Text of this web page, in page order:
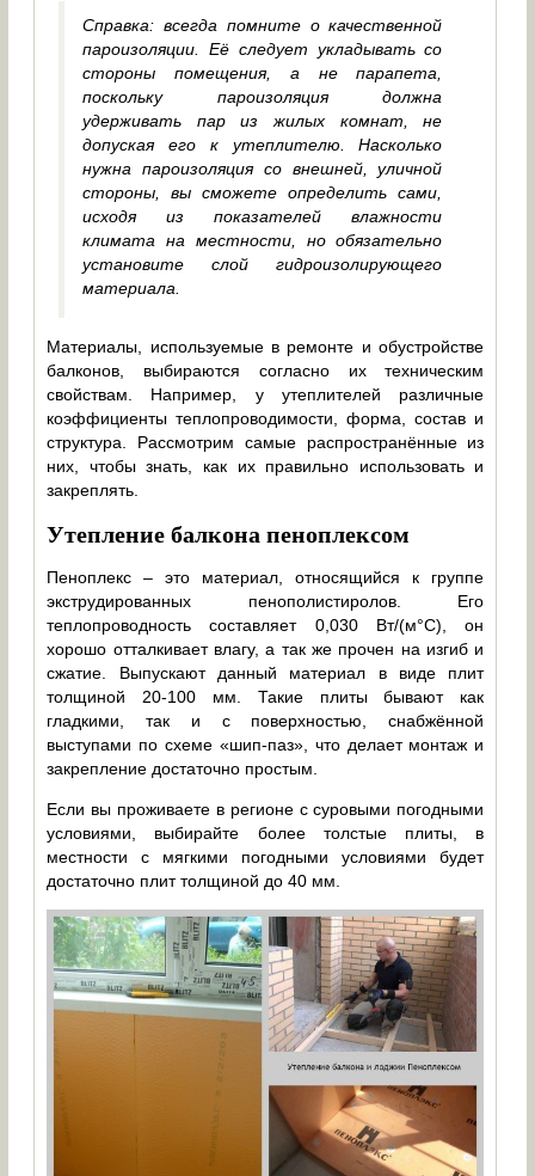
Справка: всегда помните о качественной
пароизоляции. Её следует укладывать со
стороны помещения, а не парапета,
поскольку пароизоляция должна
удерживать пар из жилых комнат, не
допуская его к утеплителю. Насколько
нужна пароизоляция со внешней, уличной
стороны, вы сможете определить сами,
исходя из показателей влажности
климата на местности, но обязательно
установите слой гидроизолирующего
материала.
Материалы, используемые в ремонте и обустройстве
балконов, выбираются согласно их техническим
свойствам. Например, у утеплителей различные
коэффициенты теплопроводимости, форма, состав и
структура. Рассмотрим самые распространённые из
них, чтобы знать, как их правильно использовать и
закреплять.
Утепление балкона пеноплексом
Пеноплекс – это материал, относящийся к группе
экструдированных пенополистиролов. Его
теплопроводность составляет 0,030 Вт/(м°С), он
хорошо отталкивает влагу, а так же прочен на изгиб и
сжатие. Выпускают данный материал в виде плит
толщиной 20-100 мм. Такие плиты бывают как
гладкими, так и с поверхностью, снабжённой
выступами по схеме «шип-паз», что делает монтаж и
закрепление достаточно простым.
Если вы проживаете в регионе с суровыми погодными
условиями, выбирайте более толстые плиты, в
местности с мягкими погодными условиями будет
достаточно плит толщиной до 40 мм.